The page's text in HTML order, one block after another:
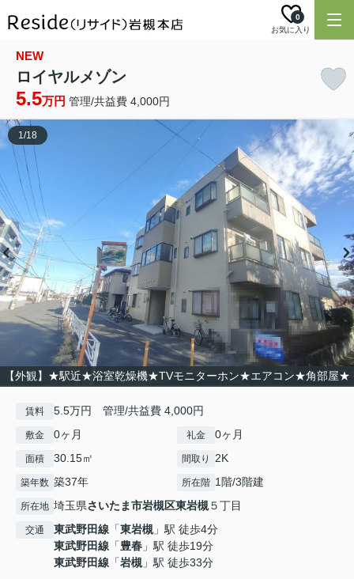
お気に入り
0
NEW
ロイヤルメゾン
5.5万円 管理/共益費 4,000円
【外観】★駅近★浴室乾燥機★TVモニターホン★エアコン★角部屋★
1/18
賃料 5.5万円 管理/共益費 4,000円
敷金 0ヶ月 礼金 0ヶ月
面積 30.15㎡ 間取り 2K
築年数 築37年 所在階 1階/3階建
所在地 埼玉県さいたま市岩槻区東岩槻５丁目
交通 東武野田線 「東岩槻 」駅 徒歩4分
東武野田線 「豊春 」駅 徒歩19分
東武野田線 「岩槻 」駅 徒歩33分